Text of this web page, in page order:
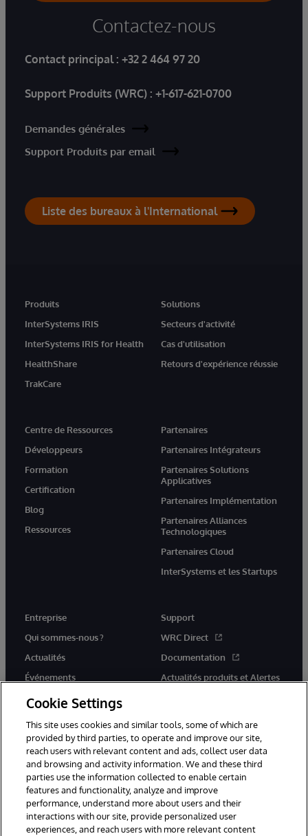
Contactez-nous
Contact principal : +32 2 464 97 20
Support Produits (WRC) : +1-617-621-0700
Demandes générales
Support Produits par email
Liste des bureaux à l'International
Produits
InterSystems IRIS
InterSystems IRIS for Health
HealthShare
TrakCare
Solutions
Secteurs d'activité
Cas d'utilisation
Retours d'expérience réussie
Centre de Ressources
Développeurs
Formation
Certification
Blog
Ressources
Partenaires
Partenaires Intégrateurs
Partenaires Solutions
Applicatives
Partenaires Implémentation
Partenaires Alliances
Technologiques
Partenaires Cloud
InterSystems et les Startups
Entreprise
Qui sommes-nous ?
Actualités
Événements
Rejoignez-nous
Support
WRC Direct
Documentation
Actualités produits et Alertes
© 1996-2026 InterSystems Corporation, Cambridge, MA. Tous droits
réservés.
Mentions légales
Cookie Settings
This site uses cookies and similar tools, some of which are
provided by third parties, to operate and improve our site,
reach users with relevant content and ads, collect user data
and browsing and activity information. We and these third
parties use the information collected to enable certain
features and functionality, analyze and improve
performance, understand more about users and their
interactions with our site, provide personalized user
experiences, and reach users with more relevant content